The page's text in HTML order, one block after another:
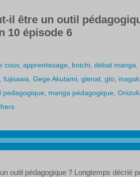
il être un outil
10 épisode 6
couv, apprentissage, boichi, débat manga
fujisawa Gege Akutami, glenat, gto,
pedagogique, manga pédagogique,
outil pédagogique ? Longtemps décrié